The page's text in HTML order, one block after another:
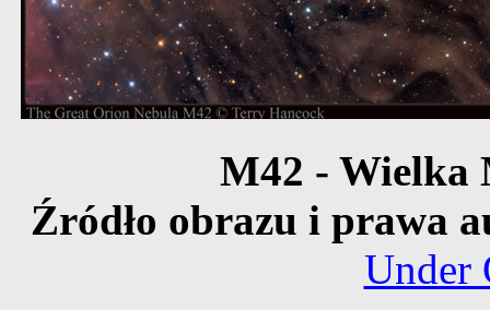
M42 - Wielka
Źródło obrazu i prawa
Under